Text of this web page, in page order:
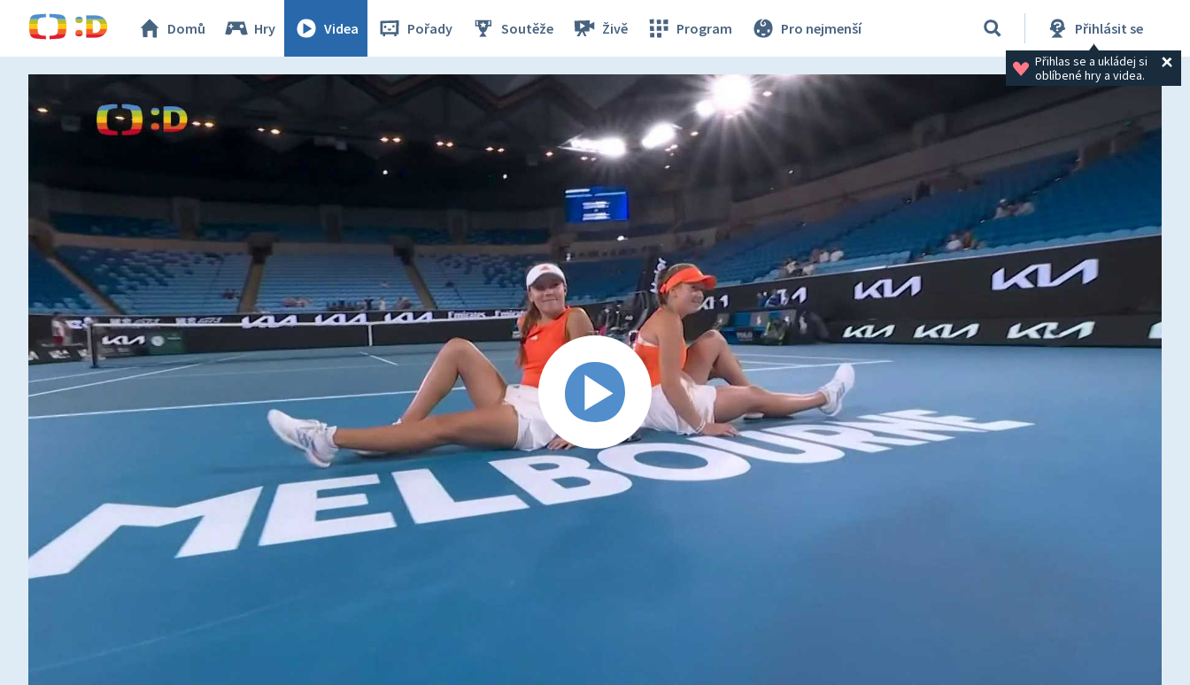
Domů Hry Videa Pořady Soutěže Živě Program Pro nejmenší Přihlásit se
Přihlas se a ukládej si
oblíbené hry a videa.